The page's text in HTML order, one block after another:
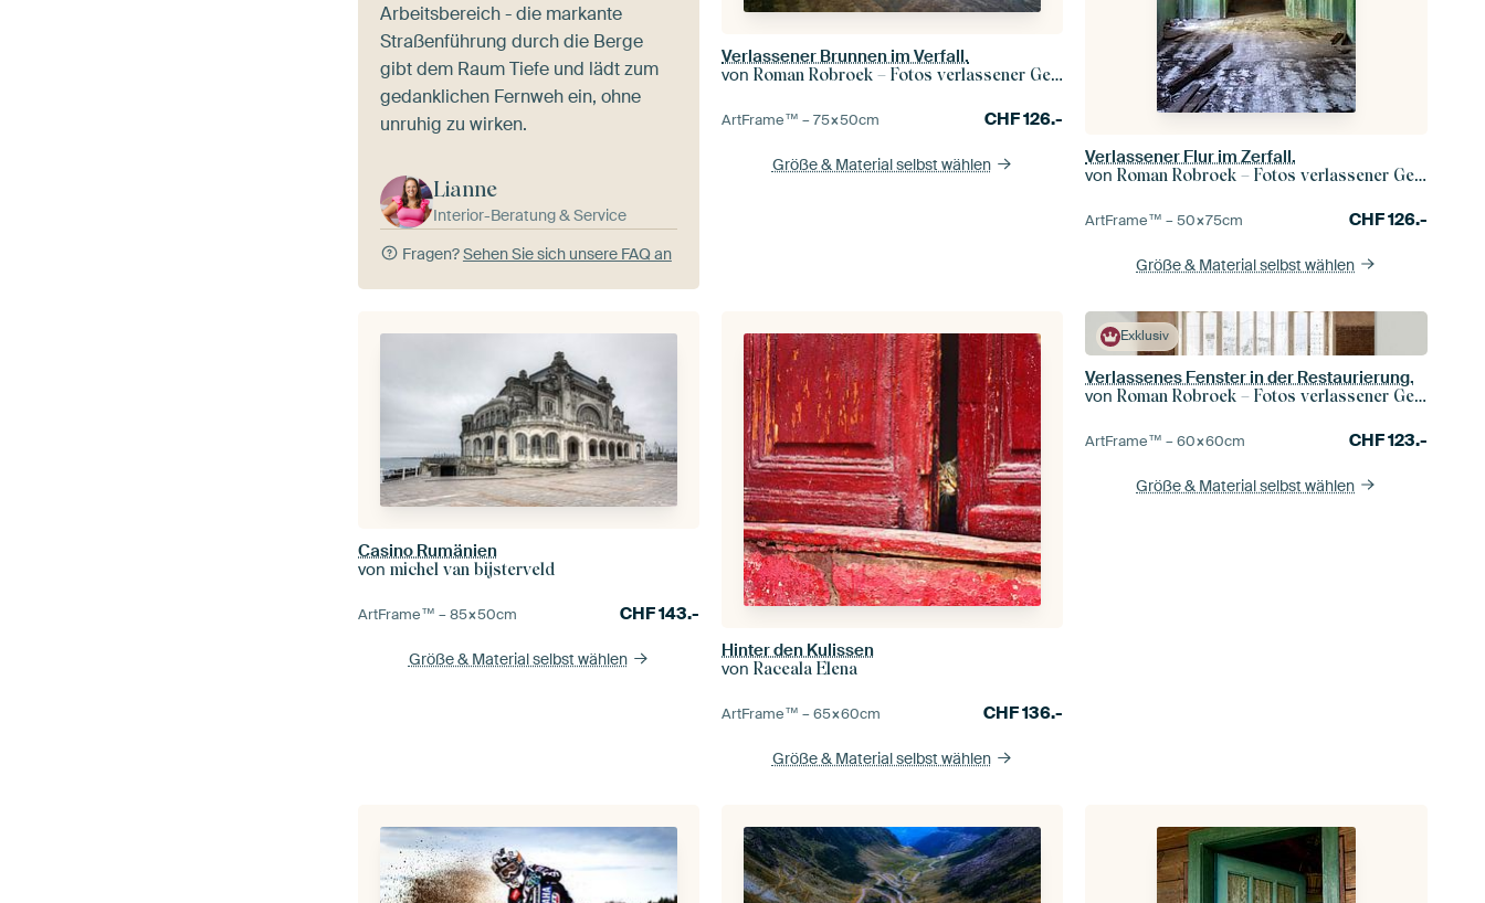
Arbeitsbereich - die markante
Straßenführung durch die Berge
gibt dem Raum Tiefe und lädt zum
gedanklichen Fernweh ein, ohne
unruhig zu wirken.
Lianne
Interior-Beratung & Service
Fragen?Sehen Sie sich unsere FAQ an
Verlassener Brunnen im Verfall.
vonRoman Robroek – Fotos verlassener Gebäude
ArtFrame™ –75×50cm CHF126.-
Größe & Material selbst wählen
Verlassener Flur im Zerfall.
vonRoman Robroek – Fotos verlassener Gebäude
ArtFrame™ –50×75cm CHF126.-
Größe & Material selbst wählen
Casino Rumänien
vonmichel van bijsterveld
ArtFrame™ –85×50cm CHF143.-
Größe & Material selbst wählen
Hinter den Kulissen
vonRaceala Elena
ArtFrame™ –65×60cm CHF136.-
Größe & Material selbst wählen
Exklusiv
Verlassenes Fenster in der Restaurierung.
vonRoman Robroek – Fotos verlassener Gebäude
ArtFrame™ –60×60cm CHF123.-
Größe & Material selbst wählen